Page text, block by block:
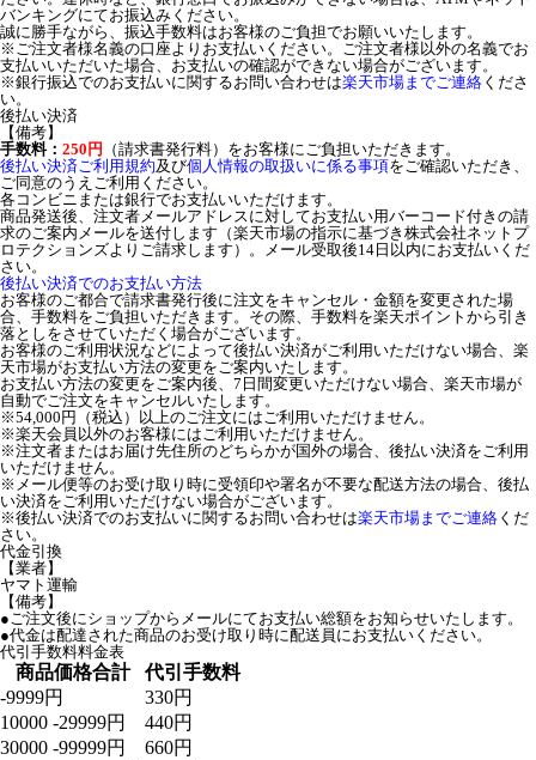
バンキングにてお振込みください。
誠に勝手ながら、振込手数料はお客様のご負担でお願いいたします。
※ご注文者様名義の口座よりお支払いください。ご注文者様以外の名義でお
支払いいただいた場合、お支払いの確認ができない場合がございます。
※銀行振込でのお支払いに関するお問い合わせは楽天市場までご連絡 くださ
い。
後払い決済
【備考】
手数料： 250円 （請求書発行料）をお客様にご負担いただきます。
後払い決済ご利用規約及び個人情報の取扱いに係る事項をご確認いただき、
ご同意のうえご利用ください。
各コンビニまたは銀行でお支払いいただけます。
商品発送後、注文者メールアドレスに対してお支払い用バーコード付きの請
求のご案内メールを送付します（楽天市場の指示に基づき株式会社ネットプ
ロテクションズよりご請求します）。メール受取後14日以内にお支払いくだ
さい。
後払い決済でのお支払い方法
お客様のご都合で請求書発行後に注文をキャンセル・金額を変更された場
合、手数料をご負担いただきます。その際、手数料を楽天ポイントから引き
落としをさせていただく場合がございます。
お客様のご利用状況などによって後払い決済がご利用いただけない場合、楽
天市場がお支払い方法の変更をご案内いたします。
お支払い方法の変更をご案内後、7日間変更いただけない場合、楽天市場が
自動でご注文をキャンセルいたします。
※54,000円（税込）以上のご注文にはご利用いただけません。
※楽天会員以外のお客様にはご利用いただけません。
※注文者またはお届け先住所のどちらかが国外の場合、後払い決済をご利用
いただけません。
※メール便等のお受け取り時に受領印や署名が不要な配送方法の場合、後払
い決済をご利用いただけない場合がございます。
※後払い決済でのお支払いに関するお問い合わせは楽天市場までご連絡 くだ
さい。
代金引換
【業者】
ヤマト運輸
【備考】
●ご注文後にショップからメールにてお支払い総額をお知らせいたします。
●代金は配達された商品のお受け取り時に配送員にお支払いください。
代引手数料料金表
商品価格合計
代引手数料
-9999円
330円
10000 -29999円
440円
30000 -99999円
660円